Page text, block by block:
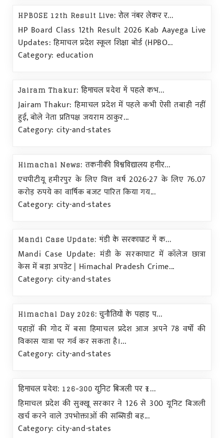
HPBOSE 12th Result Live: रोल नंबर लेकर र...
HP Board Class 12th Result 2026 Kab Aayega Live
Updates: हिमाचल प्रदेश स्कूल शिक्षा बोर्ड (HPBO...
Category: education
Jairam Thakur: हिमाचल प्रदेश में पहले कभ...
Jairam Thakur: हिमाचल प्रदेश में पहले कभी ऐसी तबाही नहीं
हुई, बोले नेता प्रतिपक्ष जयराम ठाकुर...
Category: city-and-states
Himachal News: तकनीकी विश्वविद्यालय हमीर...
एचपीटीयू हमीरपुर के लिए वित्त वर्ष 2026-27 के लिए 76.07
करोड़ रुपये का वार्षिक बजट पारित किया गय...
Category: city-and-states
Mandi Case Update: मंडी के सरकाघाट में क...
Mandi Case Update: मंडी के सरकाघाट में कॉलेज छात्रा
केस में बड़ा अपडेट | Himachal Pradesh Crime...
Category: city-and-states
Himachal Day 2026: चुनाैतियों के पहाड़ प...
पहाड़ों की गोद में बसा हिमाचल प्रदेश आज अपने 78 वर्षों की
विकास यात्रा पर गर्व कर सकता है।...
Category: city-and-states
हिमाचल प्रदेश: 126-300 यूनिट बिजली पर ₹1...
हिमाचल प्रदेश की सुक्खू सरकार ने 126 से 300 यूनिट बिजली
खर्च करने वाले उपभोक्ताओं की सब्सिडी बह...
Category: city-and-states